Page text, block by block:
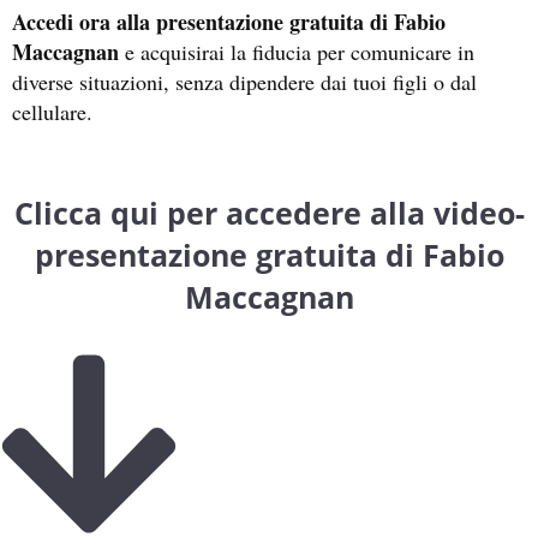
Accedi ora alla presentazione gratuita di Fabio
Maccagnan e acquisirai la fiducia per comunicare in
diverse situazioni, senza dipendere dai tuoi figli o dal
cellulare.
Clicca qui per accedere alla video-
presentazione gratuita di Fabio
Maccagnan